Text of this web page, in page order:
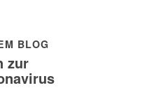
BLOG
zur